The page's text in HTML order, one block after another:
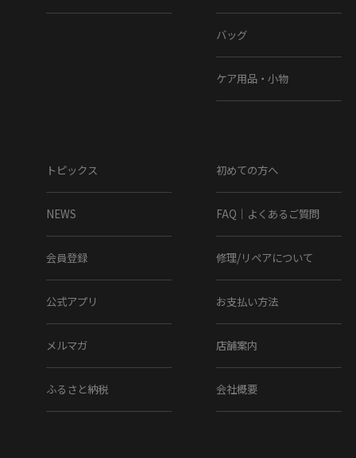
バッグ
ケア用品・小物
トピックス
NEWS
会員登録
公式アプリ
メルマガ
ふるさと納税
初めての方へ
FAQ｜よくあるご質問
修理/リペアについて
お支払い方法
店舗案内
会社概要